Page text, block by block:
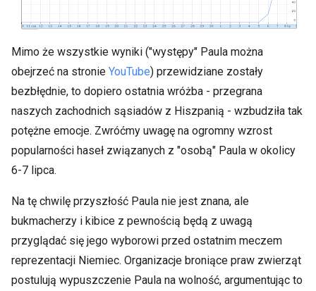
Mimo że wszystkie wyniki ("występy" Paula można
obejrzeć na stronie YouTube) przewidziane zostały
bezbłędnie, to dopiero ostatnia wróżba - przegrana
naszych zachodnich sąsiadów z Hiszpanią - wzbudziła tak
potężne emocje. Zwróćmy uwagę na ogromny wzrost
popularności haseł związanych z "osobą" Paula w okolicy
6-7 lipca.
Na tę chwilę przyszłość Paula nie jest znana, ale
bukmacherzy i kibice z pewnością będą z uwagą
przyglądać się jego wyborowi przed ostatnim meczem
reprezentacji Niemiec. Organizacje broniące praw zwierząt
postulują wypuszczenie Paula na wolność, argumentując to